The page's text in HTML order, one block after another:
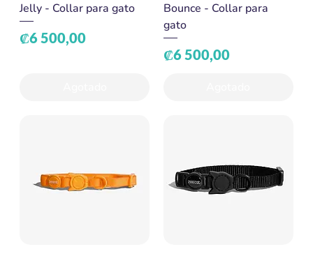
Jelly - Collar para gato
Precio
₡6 500,00
Bounce - Collar para
gato
Precio
₡6 500,00